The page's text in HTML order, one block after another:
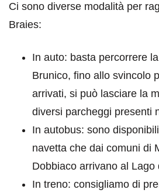
Ci sono diverse modalità per
Braies:
In auto: basta percorrere
Brunico, fino allo svincolo
arrivati, si può lasciare la
diversi parcheggi presenti
In autobus: sono
navetta che dai comuni di
Dobbiaco arrivano al Lago
In treno: consigliamo di